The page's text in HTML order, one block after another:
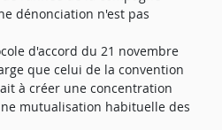
dénonciation n'est pas
d'accord du 21 novembre
que celui de la convention
à créer une concentration
mutualisation habituelle des